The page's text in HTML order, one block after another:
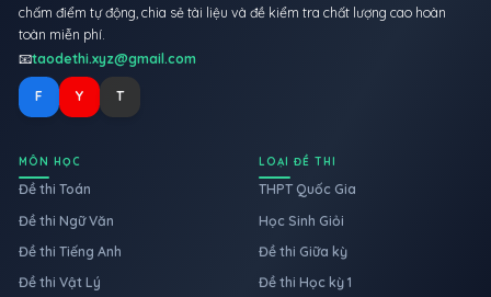
chấm điểm tự động, chia sẻ tài liệu và đề kiểm tra chất lượng cao hoàn
toàn miễn phí.
📧taodethi.xyz@gmail.com
F Y T
MÔN HỌC
Đề thi Toán
Đề thi Ngữ Văn
Đề thi Tiếng Anh
Đề thi Vật Lý
LOẠI ĐỀ THI
THPT Quốc Gia
Học Sinh Giỏi
Đề thi Giữa kỳ
Đề thi Học kỳ 1